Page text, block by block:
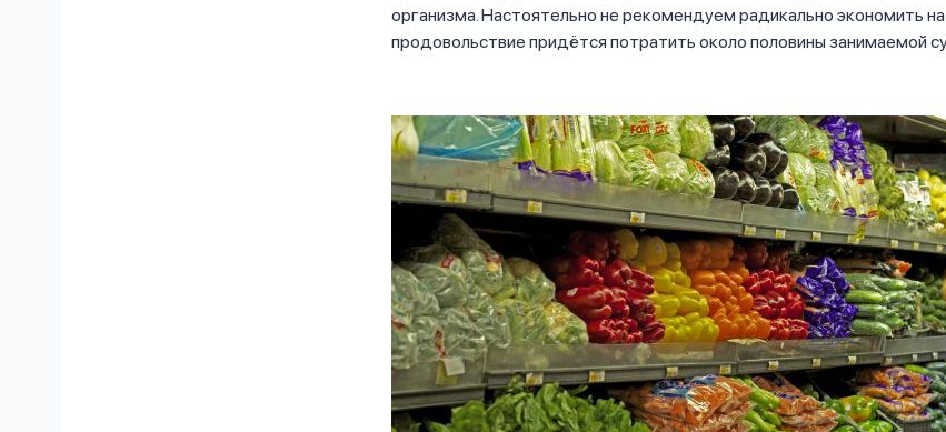
организма. Настоятельно не рекомендуем радикально экономить
продовольствие придётся потратить около половины занимаемой